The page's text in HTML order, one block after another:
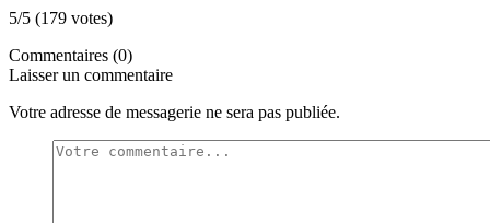
5/5 (179 votes)
Commentaires (0)
Laisser un commentaire
Votre adresse de messagerie ne sera pas publiée.